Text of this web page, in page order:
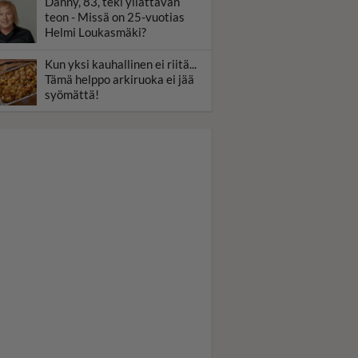
teon - Missä on 25-vuotias
Helmi Loukasmäki?
Kun yksi kauhallinen ei riitä...
Tämä helppo arkiruoka ei jää
syömättä!